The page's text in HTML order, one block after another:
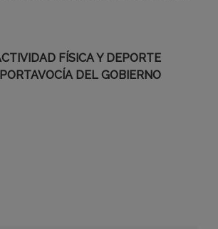
FÍSICA Y DEPORTE
DEL GOBIERNO